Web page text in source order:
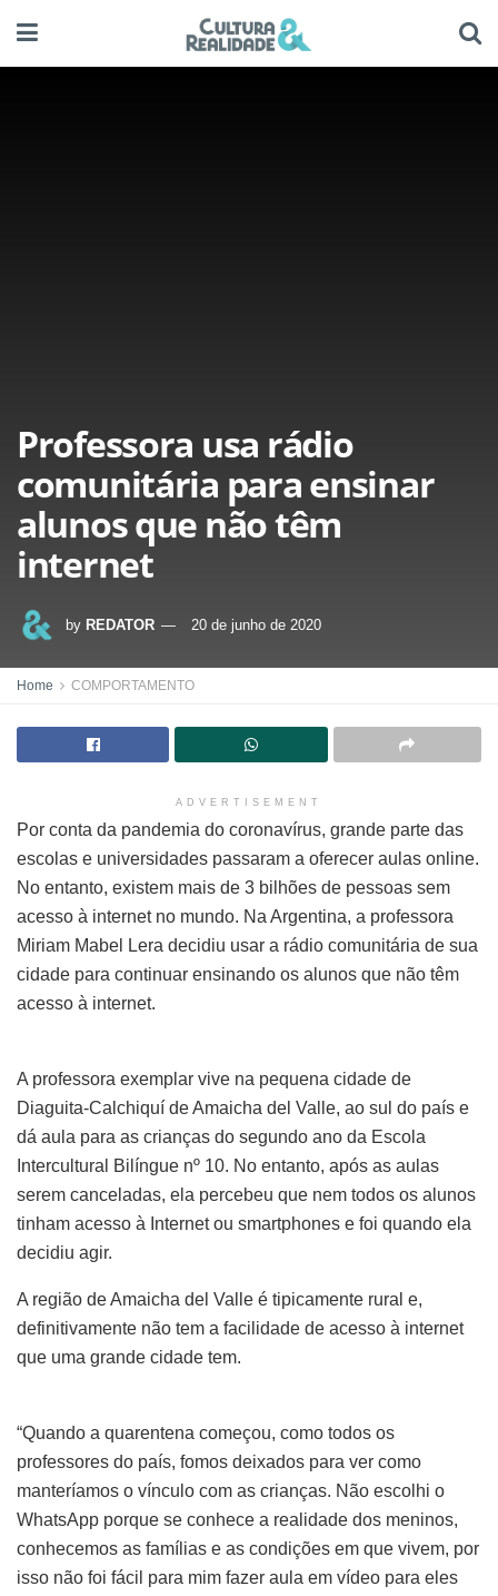
Professora usa rádio
comunitária para ensinar
alunos que não têm
internet
by REDATOR 20 de junho de 2020
Home COMPORTAMENTO
ADVERTISEMENT
Por conta da pandemia do coronavírus, grande parte das
escolas e universidades passaram a oferecer aulas online.
No entanto, existem mais de 3 bilhões de pessoas sem
acesso à internet no mundo. Na Argentina, a professora
Miriam Mabel Lera decidiu usar a rádio comunitária de sua
cidade para continuar ensinando os alunos que não têm
acesso à internet.
A professora exemplar vive na pequena cidade de
Diaguita-Calchiquí de Amaicha del Valle, ao sul do país e
dá aula para as crianças do segundo ano da Escola
Intercultural Bilíngue nº 10. No entanto, após as aulas
serem canceladas, ela percebeu que nem todos os alunos
tinham acesso à Internet ou smartphones e foi quando ela
decidiu agir.
A região de Amaicha del Valle é tipicamente rural e,
definitivamente não tem a facilidade de acesso à internet
que uma grande cidade tem.
“Quando a quarentena começou, como todos os
professores do país, fomos deixados para ver como
manteríamos o vínculo com as crianças. Não escolhi o
WhatsApp porque se conhece a realidade dos meninos,
conhecemos as famílias e as condições em que vivem, por
isso não foi fácil para mim fazer aula em vídeo para eles